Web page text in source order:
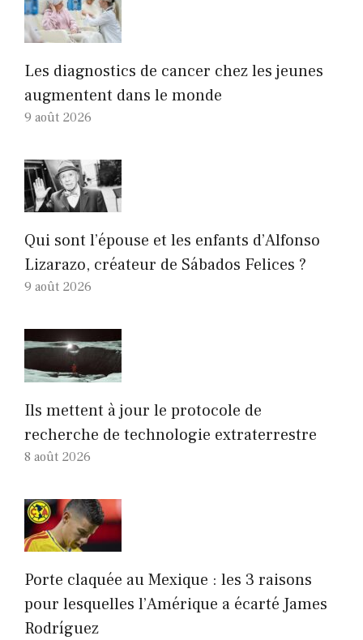
Les diagnostics de cancer chez les jeunes
augmentent dans le monde
9 août 2026
Qui sont l’épouse et les enfants d’Alfonso
Lizarazo, créateur de Sábados Felices ?
9 août 2026
Ils mettent à jour le protocole de
recherche de technologie extraterrestre
8 août 2026
Porte claquée au Mexique : les 3 raisons
pour lesquelles l’Amérique a écarté James
Rodríguez